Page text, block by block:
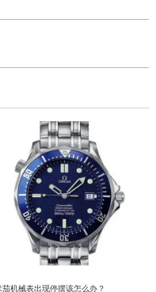
茄机械表出现停摆该怎么办？